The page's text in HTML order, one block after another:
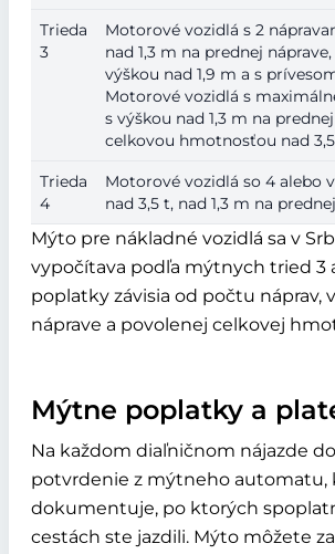
Trieda
3
Motorové vozidlá s 2
nad 1,3 m na prednej
výškou nad 1,9 m a s
Motorové vozidlá s
s výškou nad 1,3 m na
celkovou hmotnosťou nad
Trieda
4
Motorové vozidlá so 4 alebo
nad 3,5 t, nad 1,3 m na
Mýto pre nákladné vozidlá sa v
vypočítava podľa mýtnych tried 3
poplatky závisia od počtu náprav,
náprave a povolenej celkovej
Mýtne poplatky a
Na každom diaľničnom nájazde
potvrdenie z mýtneho automatu,
dokumentuje, po ktorých
cestách ste jazdili. Mýto môžete